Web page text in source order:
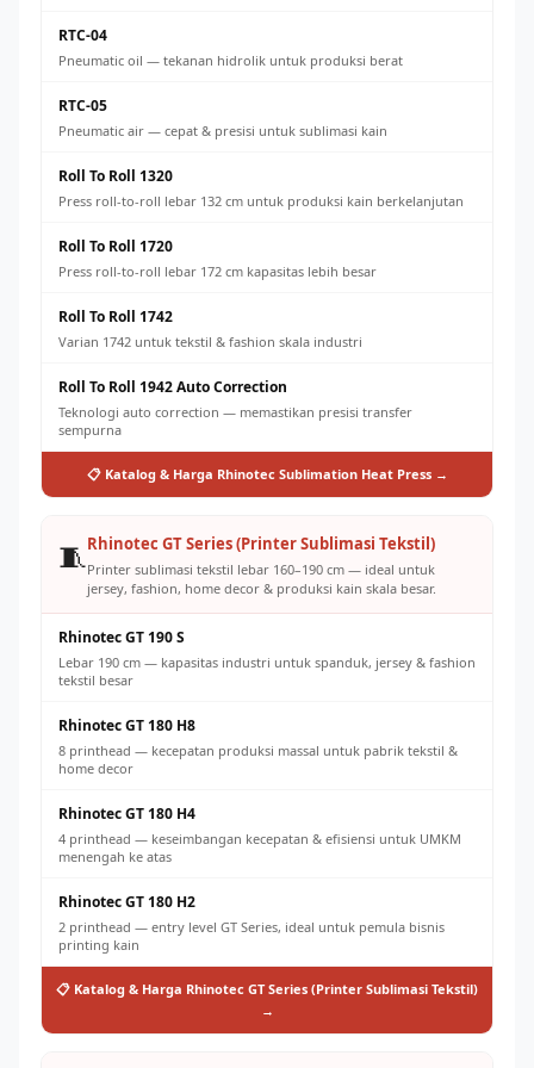
RTC-04
Pneumatic oil — tekanan hidrolik untuk produksi berat
RTC-05
Pneumatic air — cepat & presisi untuk sublimasi kain
Roll To Roll 1320
Press roll-to-roll lebar 132 cm untuk produksi kain berkelanjutan
Roll To Roll 1720
Press roll-to-roll lebar 172 cm kapasitas lebih besar
Roll To Roll 1742
Varian 1742 untuk tekstil & fashion skala industri
Roll To Roll 1942 Auto Correction
Teknologi auto correction — memastikan presisi transfer
sempurna
📋 Katalog & Harga Rhinotec Sublimation Heat Press →
🧵Rhinotec GT Series (Printer Sublimasi Tekstil)
Printer sublimasi tekstil lebar 160–190 cm — ideal untuk
jersey, fashion, home decor & produksi kain skala besar.
Rhinotec GT 190 S
Lebar 190 cm — kapasitas industri untuk spanduk, jersey & fashion
tekstil besar
Rhinotec GT 180 H8
8 printhead — kecepatan produksi massal untuk pabrik tekstil &
home decor
Rhinotec GT 180 H4
4 printhead — keseimbangan kecepatan & efisiensi untuk UMKM
menengah ke atas
Rhinotec GT 180 H2
2 printhead — entry level GT Series, ideal untuk pemula bisnis
printing kain
📋 Katalog & Harga Rhinotec GT Series (Printer Sublimasi Tekstil)
→